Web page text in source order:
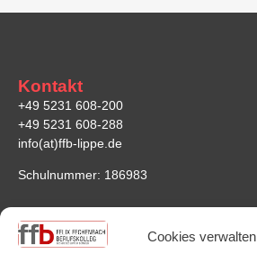
Cookies verwalten
Kontakt
+49 5231 608-200
+49 5231 608-288
info(at)ffb-lippe.de
Schulnummer: 186983
Anfahrt
Felix-Fechenbach-Berufskolleg